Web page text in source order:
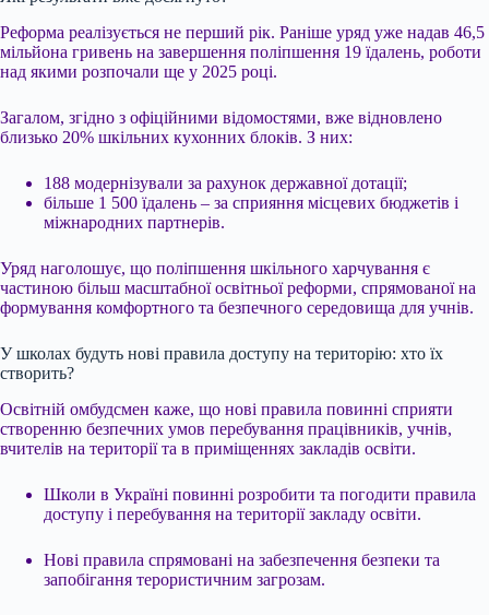
Реформа реалізується не перший рік. Раніше уряд уже надав 46,5
мільйона гривень на завершення поліпшення 19 їдалень, роботи
над якими розпочали ще у 2025 році.
Загалом, згідно з офіційними відомостями, вже відновлено
близько 20% шкільних кухонних блоків. З них:
188 модернізували за рахунок державної дотації;
більше 1 500 їдалень – за сприяння місцевих бюджетів і
міжнародних партнерів.
Уряд наголошує, що поліпшення шкільного харчування є
частиною більш масштабної освітньої реформи, спрямованої на
формування комфортного та безпечного середовища для учнів.
У школах будуть нові правила доступу на територію: хто їх
створить?
Освітній омбудсмен каже, що нові правила повинні сприяти
створенню безпечних умов перебування працівників, учнів,
вчителів на території та в приміщеннях закладів освіти.
Школи в Україні повинні розробити та погодити правила
доступу і перебування на території закладу освіти.
Нові правила спрямовані на забезпечення безпеки та
запобігання терористичним загрозам.